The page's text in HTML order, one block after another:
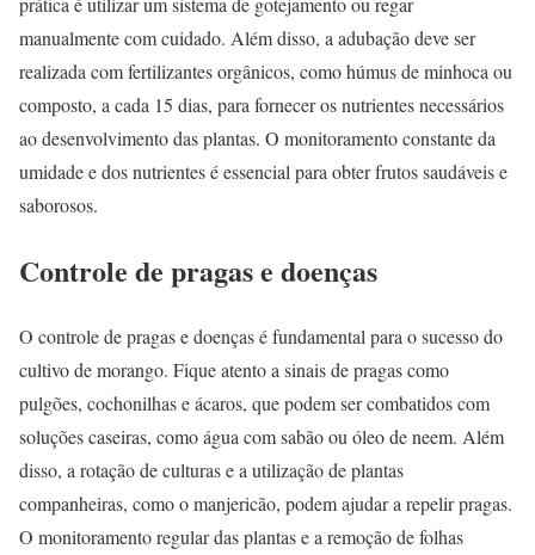
manualmente com cuidado. Além disso, a adubação deve ser
realizada com fertilizantes orgânicos, como húmus de minhoca ou
composto, a cada 15 dias, para fornecer os nutrientes necessários
ao desenvolvimento das plantas. O monitoramento constante da
umidade e dos nutrientes é essencial para obter frutos saudáveis e
saborosos.
Controle de pragas e doenças
O controle de pragas e doenças é fundamental para o sucesso do
cultivo de morango. Fique atento a sinais de pragas como
pulgões, cochonilhas e ácaros, que podem ser combatidos com
soluções caseiras, como água com sabão ou óleo de neem. Além
disso, a rotação de culturas e a utilização de plantas
companheiras, como o manjericão, podem ajudar a repelir pragas.
O monitoramento regular das plantas e a remoção de folhas